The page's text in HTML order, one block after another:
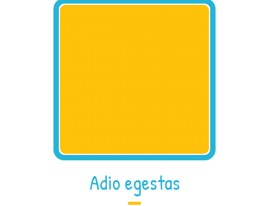
Adio egestas